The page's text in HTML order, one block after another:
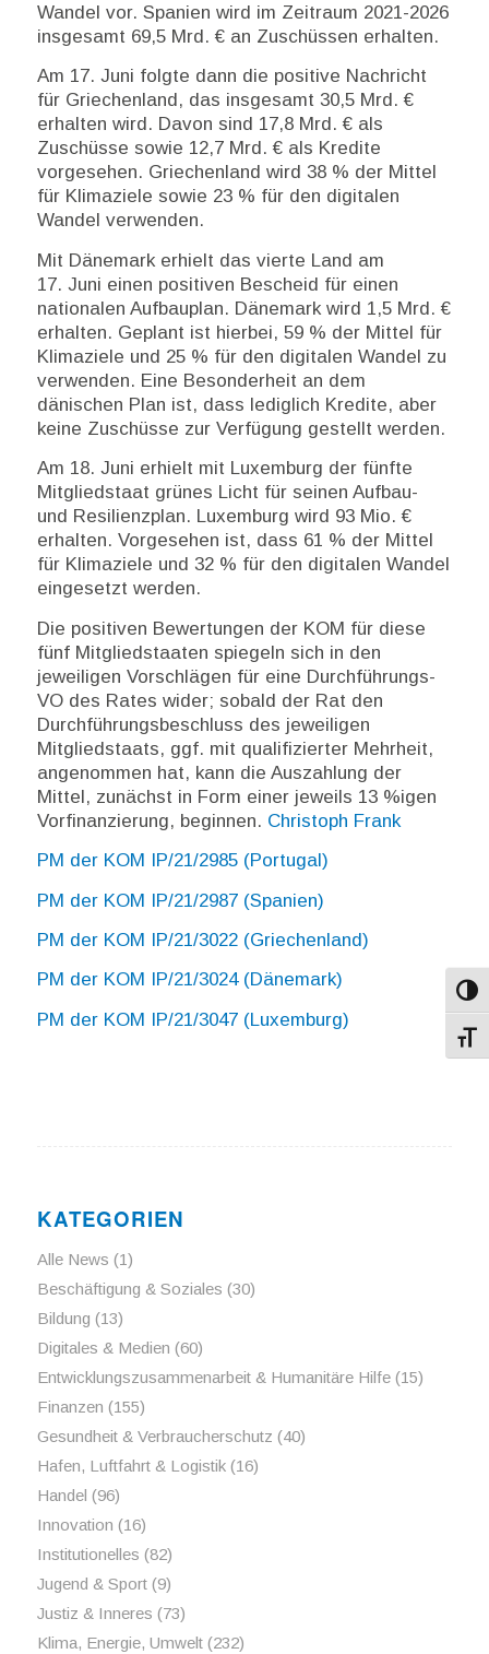
Wandel vor. Spanien wird im Zeitraum 2021-2026
insgesamt 69,5 Mrd. € an Zuschüssen erhalten.
Am 17. Juni folgte dann die positive Nachricht
für Griechenland, das insgesamt 30,5 Mrd. €
erhalten wird. Davon sind 17,8 Mrd. € als
Zuschüsse sowie 12,7 Mrd. € als Kredite
vorgesehen. Griechenland wird 38 % der Mittel
für Klimaziele sowie 23 % für den digitalen
Wandel verwenden.
Mit Dänemark erhielt das vierte Land am
17. Juni einen positiven Bescheid für einen
nationalen Aufbauplan. Dänemark wird 1,5 Mrd. €
erhalten. Geplant ist hierbei, 59 % der Mittel für
Klimaziele und 25 % für den digitalen Wandel zu
verwenden. Eine Besonderheit an dem
dänischen Plan ist, dass lediglich Kredite, aber
keine Zuschüsse zur Verfügung gestellt werden.
Am 18. Juni erhielt mit Luxemburg der fünfte
Mitgliedstaat grünes Licht für seinen Aufbau-
und Resilienzplan. Luxemburg wird 93 Mio. €
erhalten. Vorgesehen ist, dass 61 % der Mittel
für Klimaziele und 32 % für den digitalen Wandel
eingesetzt werden.
Die positiven Bewertungen der KOM für diese
fünf Mitgliedstaaten spiegeln sich in den
jeweiligen Vorschlägen für eine Durchführungs-
VO des Rates wider; sobald der Rat den
Durchführungsbeschluss des jeweiligen
Mitgliedstaats, ggf. mit qualifizierter Mehrheit,
angenommen hat, kann die Auszahlung der
Mittel, zunächst in Form einer jeweils 13 %igen
Vorfinanzierung, beginnen. Christoph Frank
PM der KOM IP/21/2985 (Portugal)
PM der KOM IP/21/2987 (Spanien)
PM der KOM IP/21/3022 (Griechenland)
PM der KOM IP/21/3024 (Dänemark)
PM der KOM IP/21/3047 (Luxemburg)
KATEGORIEN
Alle News (1)
Beschäftigung & Soziales (30)
Bildung (13)
Digitales & Medien (60)
Entwicklungszusammenarbeit & Humanitäre Hilfe(15)
Finanzen (155)
Gesundheit & Verbraucherschutz (40)
Hafen, Luftfahrt & Logistik(16)
Handel (96)
Innovation (16)
Institutionelles (82)
Jugend & Sport(9)
Justiz & Inneres (73)
Klima, Energie, Umwelt(232)